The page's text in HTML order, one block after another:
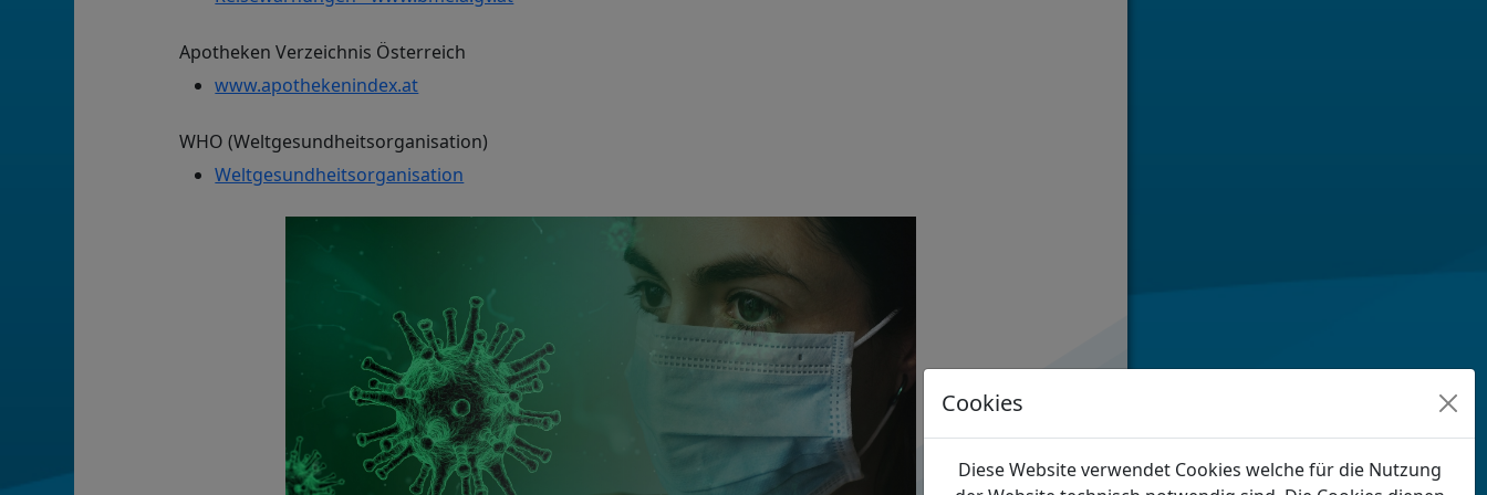
Apotheken Verzeichnis Österreich
www.apothekenindex.at
WHO (Weltgesundheitsorganisation)
Weltgesundheitsorganisation
Cookies
Diese Website verwendet Cookies welche für die Nutzung